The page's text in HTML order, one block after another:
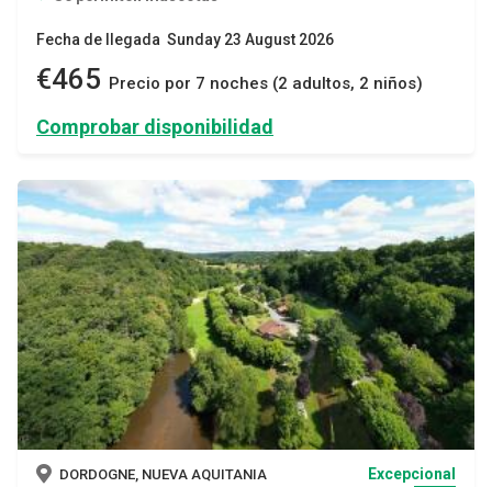
Fecha de llegada Sunday 23 August 2026
€465 Precio por 7 noches (2 adultos, 2 niños)
Comprobar disponibilidad
DORDOGNE, NUEVA AQUITANIA
Excepcional